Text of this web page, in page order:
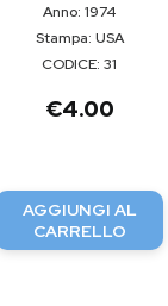
Anno: 1974
Stampa: USA
CODICE: 31
€4.00
AGGIUNGI AL
CARRELLO